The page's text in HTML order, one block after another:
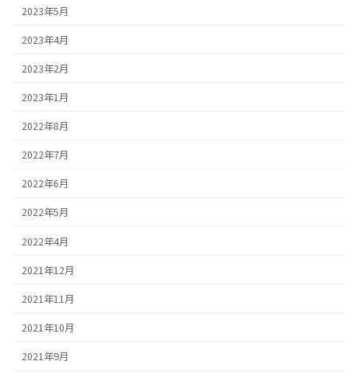
2023年5月
2023年4月
2023年2月
2023年1月
2022年8月
2022年7月
2022年6月
2022年5月
2022年4月
2021年12月
2021年11月
2021年10月
2021年9月